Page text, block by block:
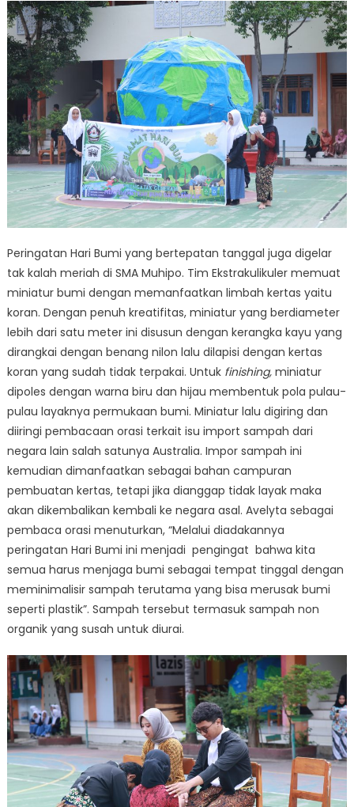
Peringatan Hari Bumi yang bertepatan tanggal juga digelar
tak kalah meriah di SMA Muhipo. Tim Ekstrakulikuler memuat
miniatur bumi dengan memanfaatkan limbah kertas yaitu
koran. Dengan penuh kreatifitas, miniatur yang berdiameter
lebih dari satu meter ini disusun dengan kerangka kayu yang
dirangkai dengan benang nilon lalu dilapisi dengan kertas
koran yang sudah tidak terpakai. Untuk finishing, miniatur
dipoles dengan warna biru dan hijau membentuk pola pulau-
pulau layaknya permukaan bumi. Miniatur lalu digiring dan
diiringi pembacaan orasi terkait isu import sampah dari
negara lain salah satunya Australia. Impor sampah ini
kemudian dimanfaatkan sebagai bahan campuran
pembuatan kertas, tetapi jika dianggap tidak layak maka
akan dikembalikan kembali ke negara asal. Avelyta sebagai
pembaca orasi menuturkan, “Melalui diadakannya
peringatan Hari Bumi ini menjadi pengingat bahwa kita
semua harus menjaga bumi sebagai tempat tinggal dengan
meminimalisir sampah terutama yang bisa merusak bumi
seperti plastik”. Sampah tersebut termasuk sampah non
organik yang susah untuk diurai.